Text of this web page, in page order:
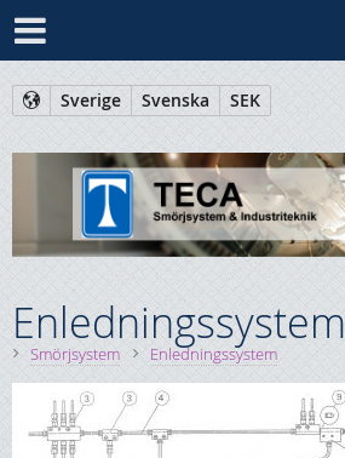
Sverige Svenska SEK
Enledningssystem
Smörjsystem Enledningssystem